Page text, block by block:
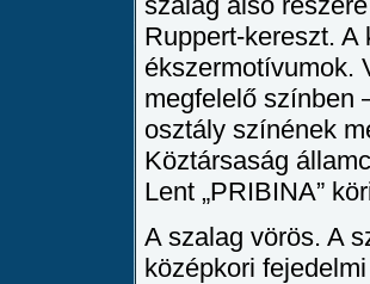
Ruppert-kereszt.
ékszermotívumok.
megfelelő színben
osztály színének
Köztársaság
Lent „PRIBINA”
A szalag vörös. A
középkori